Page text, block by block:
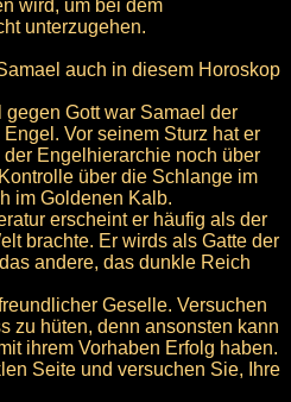
wird, um bei dem
unterzugehen.
auch in diesem Horoskop
Gott war Samael der
Vor seinem Sturz hat er
Engelhierarchie noch über
über die Schlange im
im Goldenen Kalb.
erscheint er häufig als der
brachte. Er wirds als Gatte der
andere, das dunkle Reich
Geselle. Versuchen
zu hüten, denn ansonsten kann
ihrem Vorhaben Erfolg haben.
Seite und versuchen Sie, Ihre